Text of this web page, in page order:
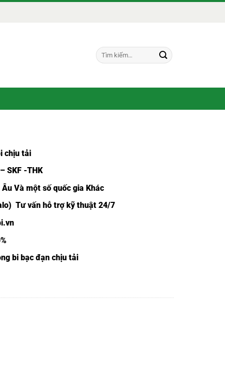
Tìm
kiếm:
chịu tải
SKF -THK
Và một số quốc gia Khác
Tư vấn hỗ trợ kỹ thuật 24/7
bi bạc đạn chịu tải